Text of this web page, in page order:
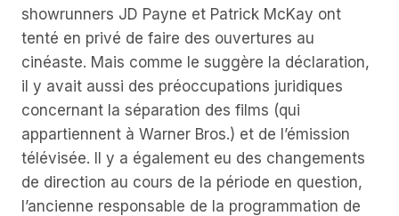
showrunners JD Payne et Patrick McKay ont
tenté en privé de faire des ouvertures au
cinéaste. Mais comme le suggère la déclaration,
il y avait aussi des préoccupations juridiques
concernant la séparation des films (qui
appartiennent à Warner Bros.) et de l’émission
télévisée. Il y a également eu des changements
de direction au cours de la période en question,
l’ancienne responsable de la programmation de